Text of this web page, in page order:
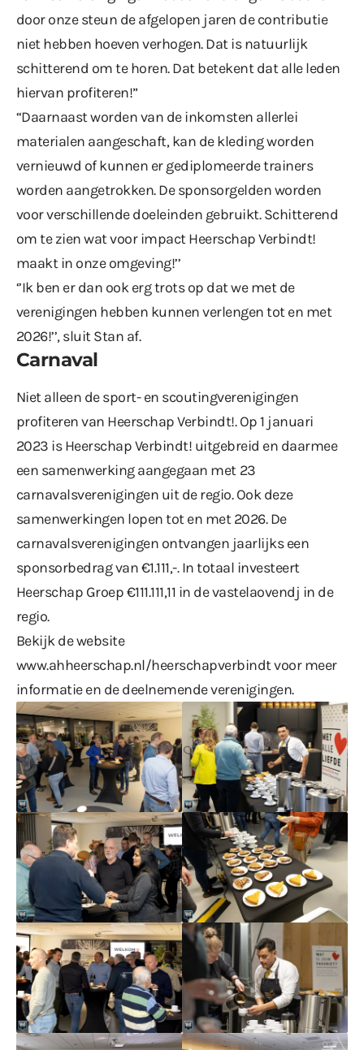
door onze steun de afgelopen jaren de contributie
niet hebben hoeven verhogen. Dat is natuurlijk
schitterend om te horen. Dat betekent dat alle leden
hiervan profiteren!”
“Daarnaast worden van de inkomsten allerlei
materialen aangeschaft, kan de kleding worden
vernieuwd of kunnen er gediplomeerde trainers
worden aangetrokken. De sponsorgelden worden
voor verschillende doeleinden gebruikt. Schitterend
om te zien wat voor impact Heerschap Verbindt!
maakt in onze omgeving!’’
‘’Ik ben er dan ook erg trots op dat we met de
verenigingen hebben kunnen verlengen tot en met
2026!’’, sluit Stan af.
Carnaval
Niet alleen de sport- en scoutingverenigingen
profiteren van Heerschap Verbindt!. Op 1 januari
2023 is Heerschap Verbindt! uitgebreid en daarmee
een samenwerking aangegaan met 23
carnavalsverenigingen uit de regio. Ook deze
samenwerkingen lopen tot en met 2026. De
carnavalsverenigingen ontvangen jaarlijks een
sponsorbedrag van €1.111,-. In totaal investeert
Heerschap Groep €111.111,11 in de vastelaovendj in de
regio.
Bekijk de website
www.ahheerschap.nl/heerschapverbindtvoor meer
informatie en de deelnemende verenigingen.